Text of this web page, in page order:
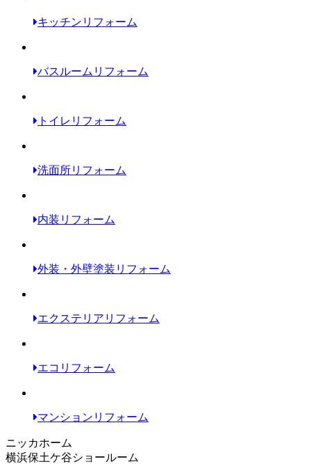
キッチンリフォーム
バスルームリフォーム
トイレリフォーム
洗面所リフォーム
内装リフォーム
外装・外壁塗装リフォーム
エクステリアリフォーム
エコリフォーム
マンションリフォーム
ニッカホーム
横浜保土ケ谷ショールーム